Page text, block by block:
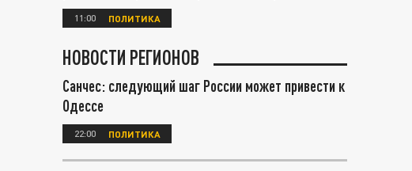
11:00 ПОЛИТИКА
НОВОСТИ РЕГИОНОВ
Санчес: следующий шаг России может привести к
Одессе
22:00 ПОЛИТИКА